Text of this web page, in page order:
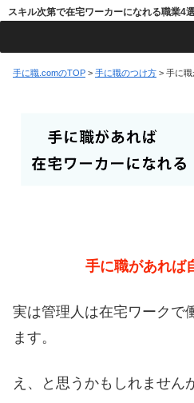
スキル次第で在宅ワーカーになれる職業4
手に職.comのTOP > 手に職のつけ方 > 手に
手に職があれば
実は管理人は在宅ワークで
ます。
え、と思うかもしれません